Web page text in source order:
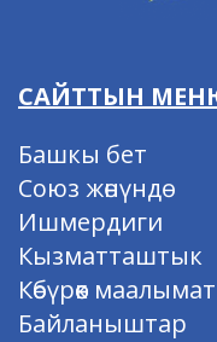
САЙТТЫН
Башкы бет
Союз жөнүндө
Ишмердиги
Кызматташтык
Көбүрөөк маалымат
Байланыштар